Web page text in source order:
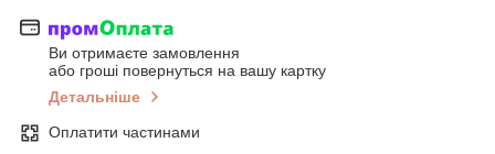
Ви отримаєте замовлення
або гроші повернуться на вашу картку
Детальніше
Оплатити частинами